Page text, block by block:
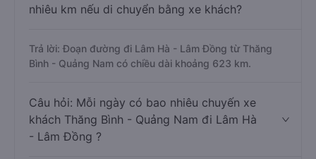
nhiêu km nếu di chuyển bằng xe khách?
Trả lời: Đoạn đường đi Lâm Hà - Lâm Đồng từ Thăng
Bình - Quảng Nam có chiều dài khoảng 623 km.
Câu hỏi: Mỗi ngày có bao nhiêu chuyến xe
khách Thăng Bình - Quảng Nam đi Lâm Hà
- Lâm Đồng ?